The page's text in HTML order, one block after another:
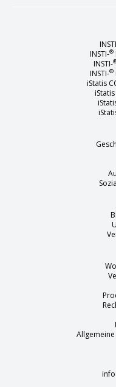
INSTI-®
INSTI-
INSTI-®
iStatis